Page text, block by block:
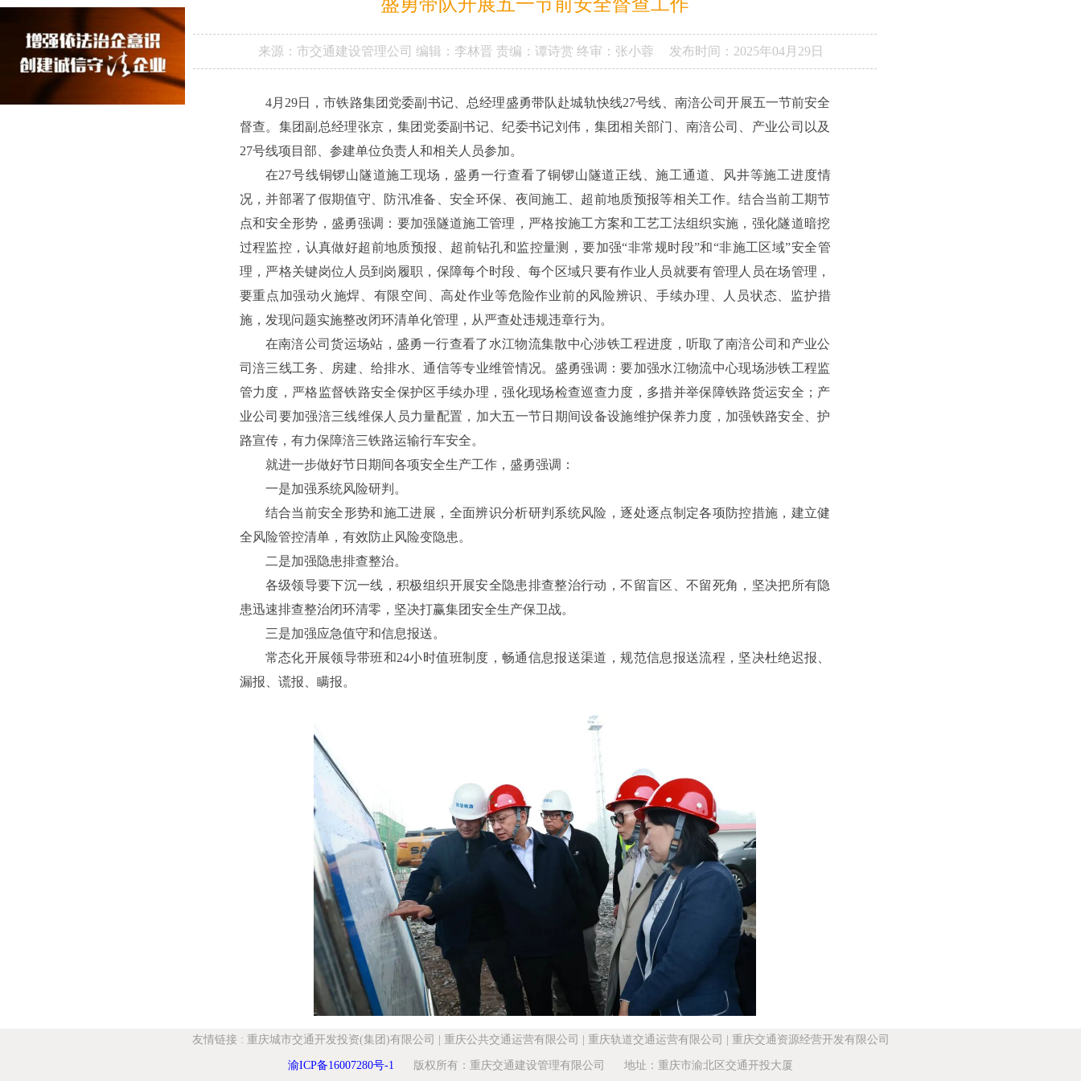
来源： 市交通建设管理公司 编辑：李林晋 责编：谭诗赏 终审：张小蓉 发布时间： 2025年04月29日
4月29日，市铁路集团党委副书记、总经理盛勇带队赴城轨快线27号线、南涪公司开展五一节前安全
督查。集团副总经理张京，集团党委副书记、纪委书记刘伟，集团相关部门、南涪公司、产业公司以及
27号线项目部、参建单位负责人和相关人员参加。
在27号线铜锣山隧道施工现场，盛勇一行查看了铜锣山隧道正线、施工通道、风井等施工进度情
况，并部署了假期值守、防汛准备、安全环保、夜间施工、超前地质预报等相关工作。结合当前工期节
点和安全形势，盛勇强调：要加强隧道施工管理，严格按施工方案和工艺工法组织实施，强化隧道暗挖
过程监控，认真做好超前地质预报、超前钻孔和监控量测，要加强“非常规时段”和“非施工区域”安全管
理，严格关键岗位人员到岗履职，保障每个时段、每个区域只要有作业人员就要有管理人员在场管理，
要重点加强动火施焊、有限空间、高处作业等危险作业前的风险辨识、手续办理、人员状态、监护措
施，发现问题实施整改闭环清单化管理，从严查处违规违章行为。
在南涪公司货运场站，盛勇一行查看了水江物流集散中心涉铁工程进度，听取了南涪公司和产业公
司涪三线工务、房建、给排水、通信等专业维管情况。盛勇强调：要加强水江物流中心现场涉铁工程监
管力度，严格监督铁路安全保护区手续办理，强化现场检查巡查力度，多措并举保障铁路货运安全；产
业公司要加强涪三线维保人员力量配置，加大五一节日期间设备设施维护保养力度，加强铁路安全、护
路宣传，有力保障涪三铁路运输行车安全。
就进一步做好节日期间各项安全生产工作，盛勇强调：
一是加强系统风险研判。
结合当前安全形势和施工进展，全面辨识分析研判系统风险，逐处逐点制定各项防控措施，建立健
全风险管控清单，有效防止风险变隐患。
二是加强隐患排查整治。
各级领导要下沉一线，积极组织开展安全隐患排查整治行动，不留盲区、不留死角，坚决把所有隐
患迅速排查整治闭环清零，坚决打赢集团安全生产保卫战。
三是加强应急值守和信息报送。
常态化开展领导带班和24小时值班制度，畅通信息报送渠道，规范信息报送流程，坚决杜绝迟报、
漏报、谎报、瞒报。
友情链接 : 重庆城市交通开发投资(集团)有限公司 重庆公共交通运营有限公司 重庆轨道交通运营有限公司 重庆交通资源经营开发有限公司
渝ICP备16007280号-1 版权所有：重庆交通建设管理有限公司 地址：重庆市渝北区交通开投大厦